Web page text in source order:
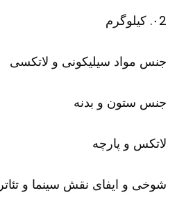
۰2. کیلوگرم
جنس مواد سیلیکونی و لاتکسی
جنس ستون و بدنه
لاتکس و پارچه
شوخی و ایفای نقش سینما و تئاتر